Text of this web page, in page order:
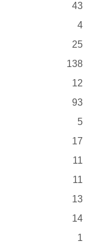
43
4
25
138
12
93
5
17
11
11
13
14
1